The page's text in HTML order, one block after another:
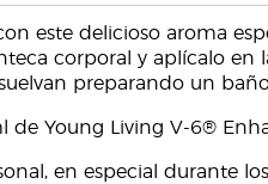
este delicioso aroma
corporal y aplícalo en
preparando un
Young Living V-6®
en especial durante